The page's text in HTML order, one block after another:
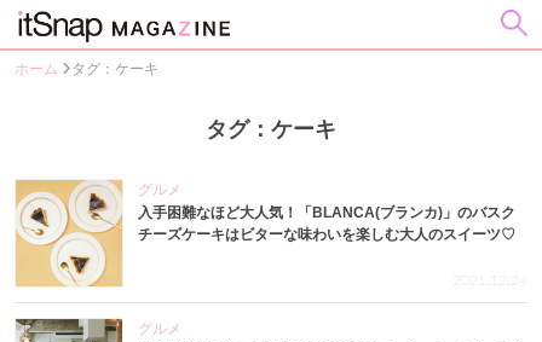
ホーム タグ：ケーキ
タグ：ケーキ
グルメ
入手困難なほど大人気！「BLANCA(ブランカ)」のバスク
チーズケーキはビターな味わいを楽しむ大人のスイーツ♡
2021.12.24
グルメ